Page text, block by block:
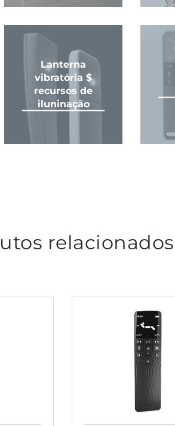
Lanterna
vibratória $
recursos de
iluninação
relacionados